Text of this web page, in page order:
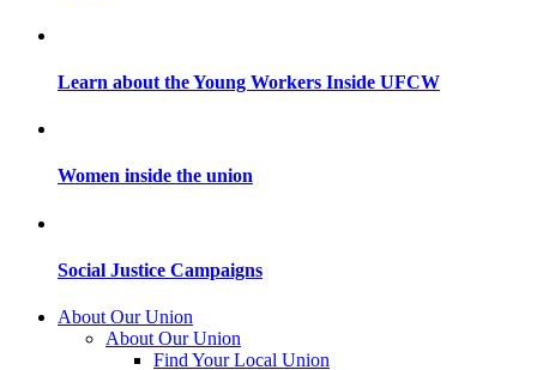
Learn about the Young Workers Inside UFCW
Women inside the union
Social Justice Campaigns
About Our Union
About Our Union
Find Your Local Union